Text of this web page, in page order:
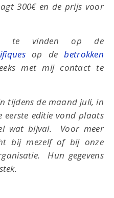
300€ en de prijs voor
te vinden op de
op debetrokken
met mij contact te
tijdens de maand juli, in
eerste editie vond plaats
wat bijval. Voor meer
bij mezelf of bij onze
Hun gegevens